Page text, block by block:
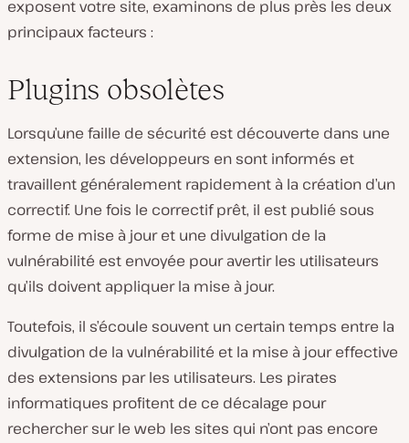
exposent votre site, examinons de plus près les deux
principaux facteurs :
Plugins obsolètes
Lorsqu’une faille de sécurité est découverte dans une
extension, les développeurs en sont informés et
travaillent généralement rapidement à la création d’un
correctif. Une fois le correctif prêt, il est publié sous
forme de mise à jour et une divulgation de la
vulnérabilité est envoyée pour avertir les utilisateurs
qu’ils doivent appliquer la mise à jour.
Toutefois, il s’écoule souvent un certain temps entre la
divulgation de la vulnérabilité et la mise à jour effective
des extensions par les utilisateurs. Les pirates
informatiques profitent de ce décalage pour
rechercher sur le web les sites qui n’ont pas encore